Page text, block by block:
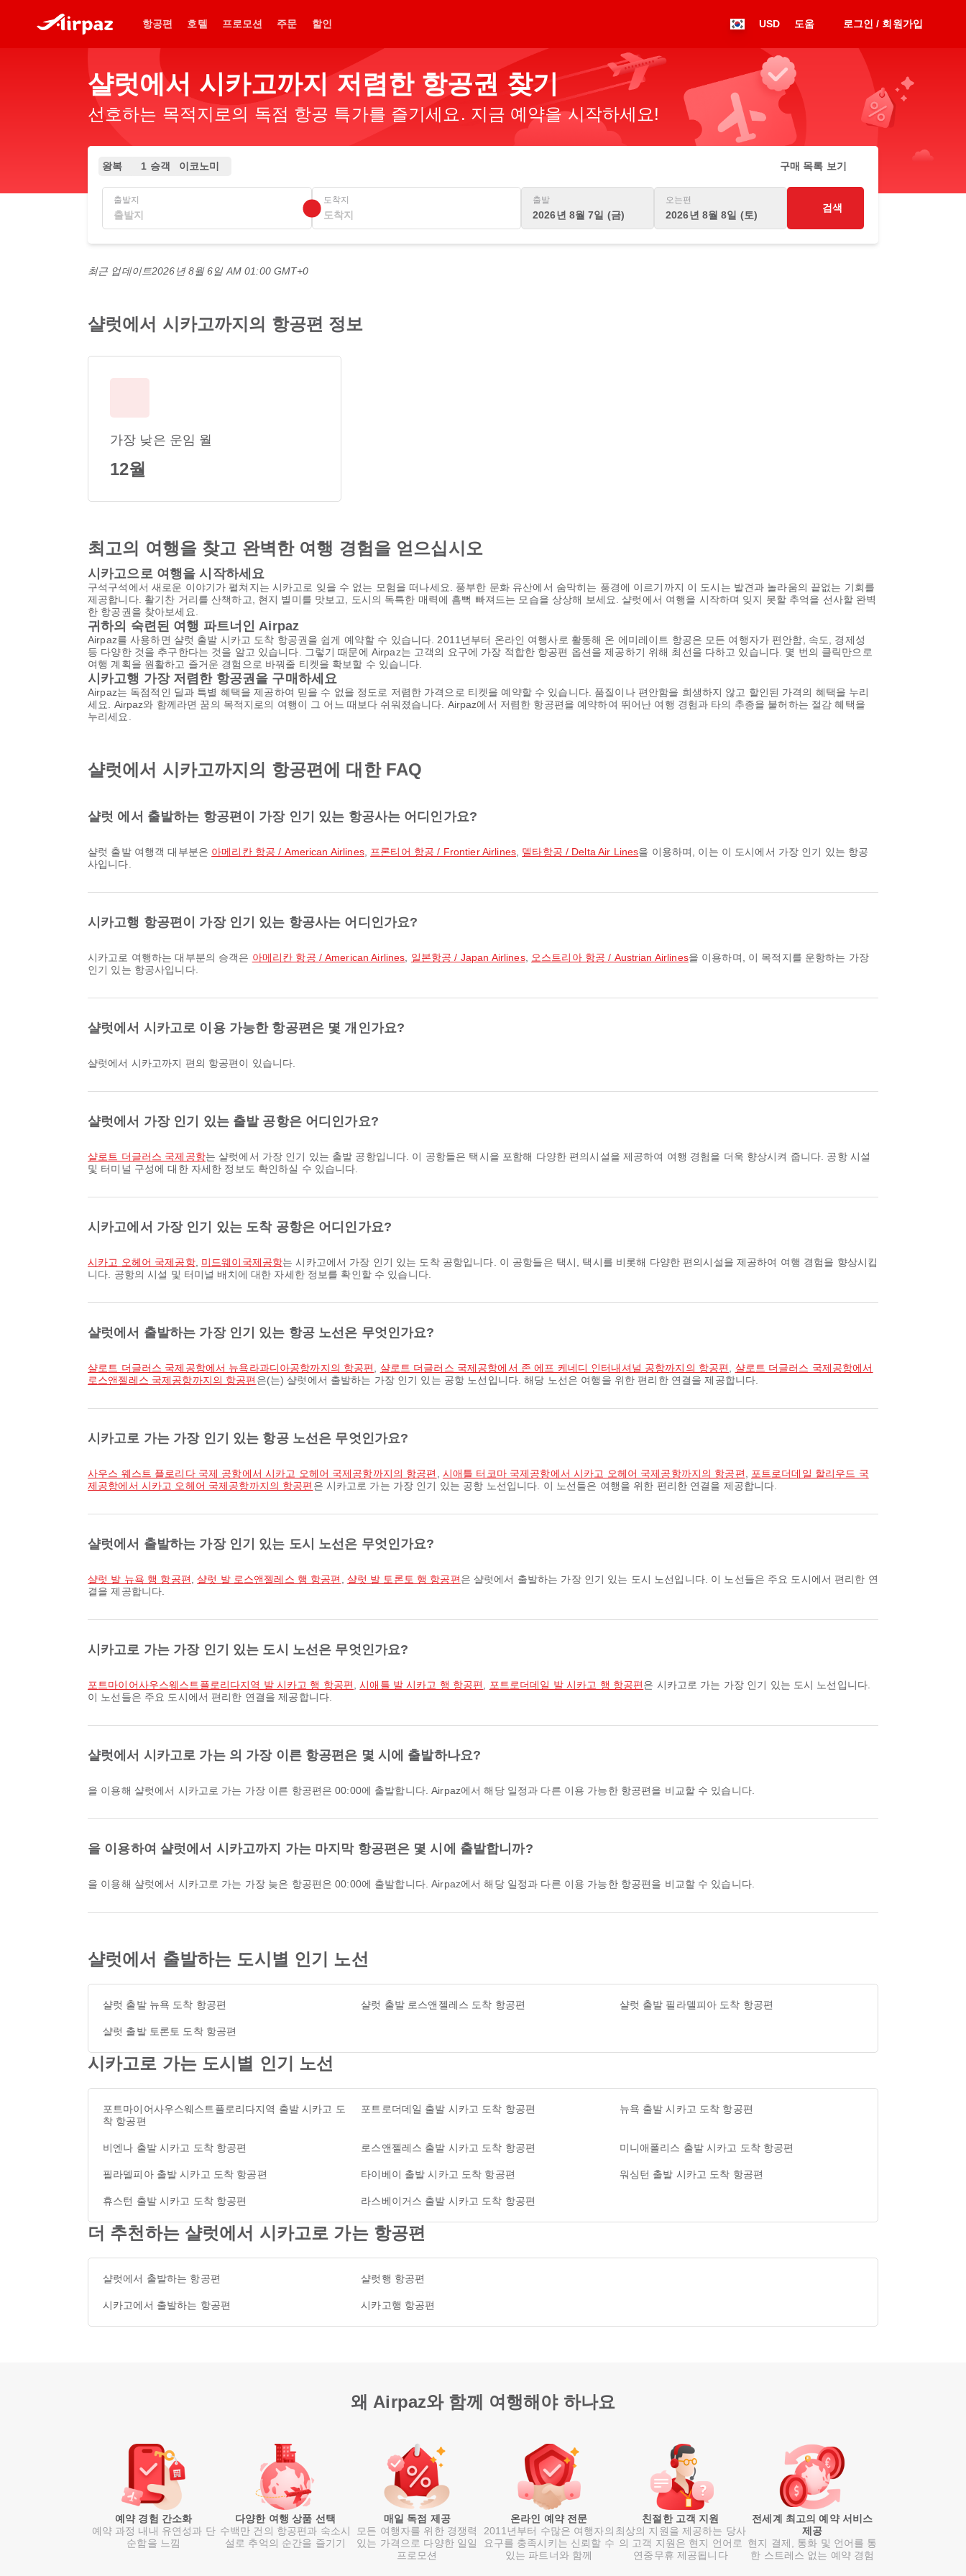
항공편 호텔 프로모션 주문 할인 USD 도움 로그인 / 회원가입
샬럿에서 시카고까지 저렴한 항공권 찾기
선호하는 목적지로의 독점 항공 특가를 즐기세요. 지금 예약을 시작하세요!
왕복 1 승객 이코노미 구매 목록 보기
출발지 도착지 출발
2026년 8월 7일 (금)
오는편
2026년 8월 8일 (토)
검색
최근 업데이트2026년 8월 6일 AM 01:00 GMT+0
샬럿에서 시카고까지의 항공편 정보
가장 낮은 운임 월
12월
최고의 여행을 찾고 완벽한 여행 경험을 얻으십시오
시카고으로 여행을 시작하세요
구석구석에서 새로운 이야기가 펼쳐지는 시카고로 잊을 수 없는 모험을 떠나세요. 풍부한 문화 유산에서 숨막히는 풍경에 이르기까지 이 도시는 발견과 놀라움의 끝없는 기회를
제공합니다. 활기찬 거리를 산책하고, 현지 별미를 맛보고, 도시의 독특한 매력에 흠뻑 빠져드는 모습을 상상해 보세요. 샬럿에서 여행을 시작하며 잊지 못할 추억을 선사할 완벽
한 항공권을 찾아보세요.
귀하의 숙련된 여행 파트너인 Airpaz
Airpaz를 사용하면 샬럿 출발 시카고 도착 항공권을 쉽게 예약할 수 있습니다. 2011년부터 온라인 여행사로 활동해 온 에미레이트 항공은 모든 여행자가 편안함, 속도, 경제성
등 다양한 것을 추구한다는 것을 알고 있습니다. 그렇기 때문에 Airpaz는 고객의 요구에 가장 적합한 항공편 옵션을 제공하기 위해 최선을 다하고 있습니다. 몇 번의 클릭만으로
여행 계획을 원활하고 즐거운 경험으로 바꿔줄 티켓을 확보할 수 있습니다.
시카고행 가장 저렴한 항공권을 구매하세요
Airpaz는 독점적인 딜과 특별 혜택을 제공하여 믿을 수 없을 정도로 저렴한 가격으로 티켓을 예약할 수 있습니다. 품질이나 편안함을 희생하지 않고 할인된 가격의 혜택을 누리
세요. Airpaz와 함께라면 꿈의 목적지로의 여행이 그 어느 때보다 쉬워졌습니다. Airpaz에서 저렴한 항공편을 예약하여 뛰어난 여행 경험과 타의 추종을 불허하는 절감 혜택을
누리세요.
샬럿에서 시카고까지의 항공편에 대한 FAQ
샬럿 에서 출발하는 항공편이 가장 인기 있는 항공사는 어디인가요?
샬럿 출발 여행객 대부분은 아메리칸 항공 / American Airlines, 프론티어 항공 / Frontier Airlines, 델타항공 / Delta Air Lines을 이용하며, 이는 이 도시에서 가장 인기 있는 항공
사입니다.
시카고행 항공편이 가장 인기 있는 항공사는 어디인가요?
시카고로 여행하는 대부분의 승객은 아메리칸 항공 / American Airlines 일본항공 / Japan Airlines, 오스트리아 항공 / Austrian Airlines을 이용하며, 이 목적지를 운항하는 가장
인기 있는 항공사입니다.
샬럿에서 시카고로 이용 가능한 항공편은 몇 개인가요?
샬럿에서 시카고까지 편의 항공편이 있습니다.
샬럿에서 가장 인기 있는 출발 공항은 어디인가요?
샬로트 더글러스 국제공항는 샬럿에서 가장 인기 있는 출발 공항입니다. 이 공항들은 택시을 포함해 다양한 편의시설을 제공하여 여행 경험을 더욱 향상시켜 줍니다. 공항 시설
및 터미널 구성에 대한 자세한 정보도 확인하실 수 있습니다.
시카고에서 가장 인기 있는 도착 공항은 어디인가요?
시카고 오헤어 국제공항, 미드웨이국제공항는 시카고에서 가장 인기 있는 도착 공항입니다. 이 공항들은 택시, 택시를 비롯해 다양한 편의시설을 제공하여 여행 경험을 향상시킵
니다. 공항의 시설 및 터미널 배치에 대한 자세한 정보를 확인할 수 있습니다.
샬럿에서 출발하는 가장 인기 있는 항공 노선은 무엇인가요?
샬로트 더글러스 국제공항에서 뉴욕라과디아공항까지의 항공편 샬로트 더글러스 국제공항에서 존 에프 케네디 인터내셔널 공항까지의 항공편
샬로트 더글러스 국제공항에서
로스앤젤레스 국제공항까지의 항공편 은(는) 샬럿에서 출발하는 가장 인기 있는 공항 노선입니다. 해당 노선은 여행을 위한 편리한 연결을 제공합니다.
시카고로 가는 가장 인기 있는 항공 노선은 무엇인가요?
사우스 웨스트 플로리다 국제 공항에서 시카고 오헤어 국제공항까지의 항공편 시애틀 터코마 국제공항에서 시카고 오헤어 국제공항까지의 항공편
포트로더데일 할리우드 국
제공항에서 시카고 오헤어 국제공항까지의 항공편 은 시카고로 가는 가장 인기 있는 공항 노선입니다. 이 노선들은 여행을 위한 편리한 연결을 제공합니다.
샬럿에서 출발하는 가장 인기 있는 도시 노선은 무엇인가요?
샬럿 발 뉴욕 행 항공편 ,샬럿 발 로스앤젤레스 행 항공편 샬럿 발 토론토 행 항공편은 샬럿에서 출발하는 가장 인기 있는 도시 노선입니다. 이 노선들은 주요 도시에서 편리한 연
결을 제공합니다.
시카고로 가는 가장 인기 있는 도시 노선은 무엇인가요?
포트마이어사우스웨스트플로리다지역 발 시카고 행 항공편 ,시애틀 발 시카고 행 항공편 포트로더데일 발 시카고 행 항공편은 시카고로 가는 가장 인기 있는 도시 노선입니다.
이 노선들은 주요 도시에서 편리한 연결을 제공합니다.
샬럿에서 시카고로 가는 의 가장 이른 항공편은 몇 시에 출발하나요?
을 이용해 샬럿에서 시카고로 가는 가장 이른 항공편은 00:00에 출발합니다. Airpaz에서 해당 일정과 다른 이용 가능한 항공편을 비교할 수 있습니다.
을 이용하여 샬럿에서 시카고까지 가는 마지막 항공편은 몇 시에 출발합니까?
을 이용해 샬럿에서 시카고로 가는 가장 늦은 항공편은 00:00에 출발합니다. Airpaz에서 해당 일정과 다른 이용 가능한 항공편을 비교할 수 있습니다.
샬럿에서 출발하는 도시별 인기 노선
샬럿 출발 뉴욕 도착 항공편 샬럿 출발 로스앤젤레스 도착 항공편 샬럿 출발 필라델피아 도착 항공편
샬럿 출발 토론토 도착 항공편
시카고로 가는 도시별 인기 노선
포트마이어사우스웨스트플로리다지역 출발 시카고 도
착 항공편
포트로더데일 출발 시카고 도착 항공편 뉴욕 출발 시카고 도착 항공편
비엔나 출발 시카고 도착 항공편 로스앤젤레스 출발 시카고 도착 항공편 미니애폴리스 출발 시카고 도착 항공편
필라델피아 출발 시카고 도착 항공편 타이베이 출발 시카고 도착 항공편 워싱턴 출발 시카고 도착 항공편
휴스턴 출발 시카고 도착 항공편 라스베이거스 출발 시카고 도착 항공편
더 추천하는 샬럿에서 시카고로 가는 항공편
샬럿에서 출발하는 항공편
시카고에서 출발하는 항공편
샬럿행 항공편
시카고행 항공편
왜 Airpaz와 함께 여행해야 하나요
예약 경험 간소화
예약 과정 내내 유연성과 단
순함을 느낌
다양한 여행 상품 선택
수백만 건의 항공편과 숙소시
설로 추억의 순간을 즐기기
매일 독점 제공
모든 여행자를 위한 경쟁력
있는 가격으로 다양한 일일
프로모션
온라인 예약 전문
2011년부터 수많은 여행자의
요구를 충족시키는 신뢰할 수
있는 파트너와 함께
친절한 고객 지원
최상의 지원을 제공하는 당사
의 고객 지원은 현지 언어로
연중무휴 제공됩니다
전세계 최고의 예약 서비스
제공
현지 결제, 통화 및 언어를 통
한 스트레스 없는 예약 경험